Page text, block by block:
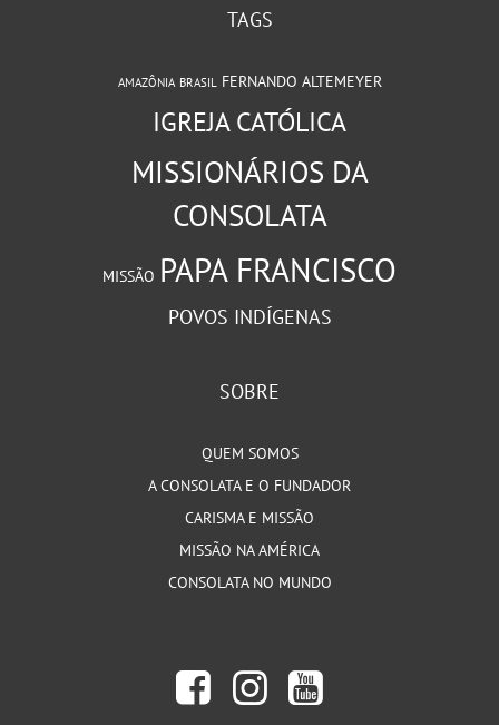
TAGS
AMAZÔNIA BRASIL FERNANDO ALTEMEYER
IGREJA CATÓLICA
MISSIONÁRIOS DA
CONSOLATA
MISSÃO PAPA FRANCISCO
POVOS INDÍGENAS
SOBRE
QUEM SOMOS
A CONSOLATA E O FUNDADOR
CARISMA E MISSÃO
MISSÃO NA AMÉRICA
CONSOLATA NO MUNDO